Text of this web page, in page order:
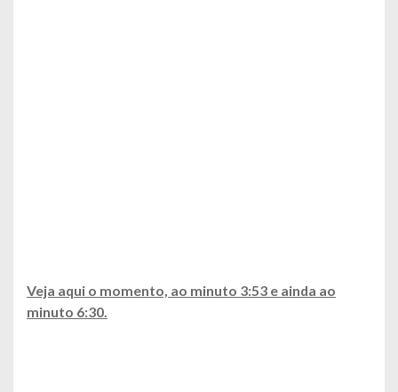
Veja aqui o momento, ao minuto 3:53 e ainda ao
minuto 6:30.